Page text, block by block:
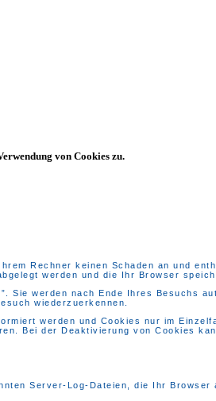
von Cookies zu.
Rechner keinen Schaden an und
werden und die Ihr Browser
Sie werden nach Ende Ihres Besuchs
wiederzuerkennen.
werden und Cookies nur im
Bei der Deaktivierung von Cookies
Server-Log-Dateien, die Ihr